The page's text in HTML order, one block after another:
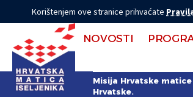
Korištenjem ove stranice prihvaćate
NOVOSTI
Misija Hrvatske
Hrvatske.